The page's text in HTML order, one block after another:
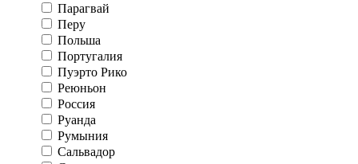
Парагвай
Перу
Польша
Португалия
Пуэрто Рико
Реюньон
Россия
Руанда
Румыния
Сальвадор